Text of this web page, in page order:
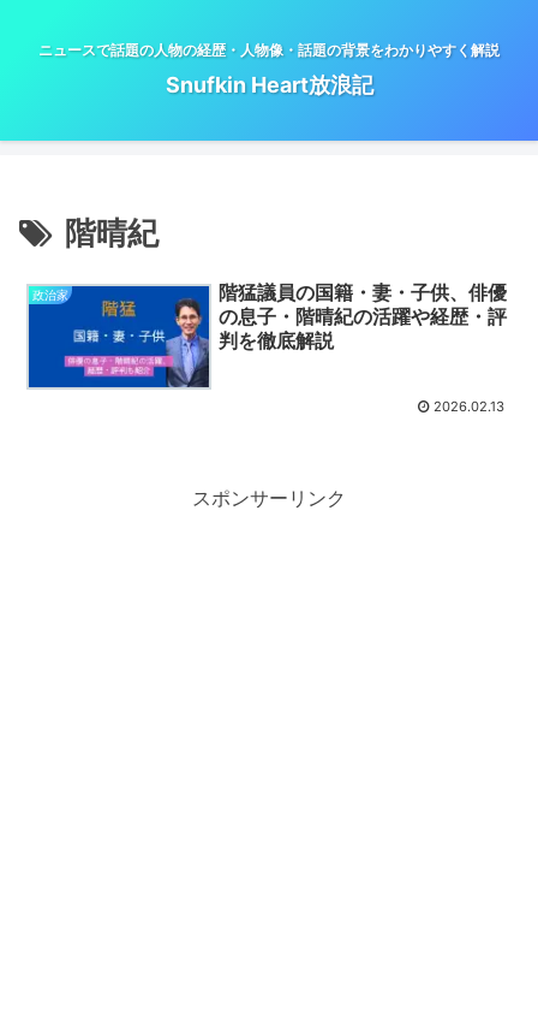
ニュースで話題の人物の経歴・人物像・話題の背景をわかりやすく解説
Snufkin Heart放浪記
階晴紀
政治家
階猛議員の国籍・妻・子供、俳優
の息子・階晴紀の活躍や経歴・評
判を徹底解説
2026.02.13
スポンサーリンク